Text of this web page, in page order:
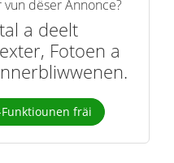
dëser Annonce?
a deelt
Fotoen a
fräi